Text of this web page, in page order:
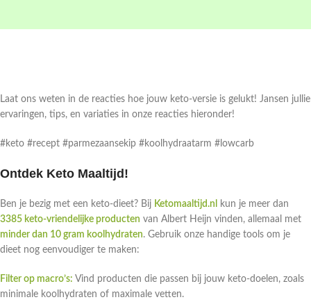
Laat ons weten in de reacties hoe jouw keto-versie is gelukt! Jansen jullie
ervaringen, tips, en variaties in onze reacties hieronder!
#keto #recept #parmezaansekip #koolhydraatarm #lowcarb
Ontdek Keto Maaltijd!
Ben je bezig met een keto-dieet? Bij Ketomaaltijd.nl
kun je meer dan
3385 keto-vriendelijke producten van Albert Heijn vinden, allemaal met
minder dan 10 gram koolhydraten. Gebruik onze handige tools om je
dieet nog eenvoudiger te maken:
Filter op macro’s: Vind producten die passen bij jouw keto-doelen, zoals
minimale koolhydraten of maximale vetten.